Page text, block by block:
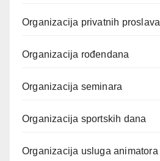
Organizacija privatnih proslava
Organizacija rođendana
Organizacija seminara
Organizacija sportskih dana
Organizacija usluga animatora